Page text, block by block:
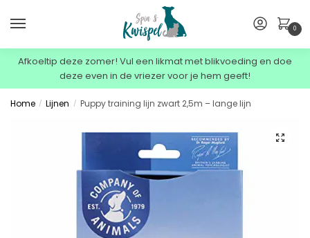
0
Afkoeltip deze zomer! Vul een likmat met blikvoeding en doe
deze even in de vriezer voor je hem geeft!
Home / Lijnen / Puppy training lijn zwart 2,5m – lange lijn